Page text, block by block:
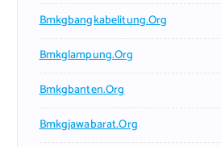
Bmkgbangkabelitung.org
Bmkglampung.org
Bmkgbanten.org
Bmkgjawabarat.org